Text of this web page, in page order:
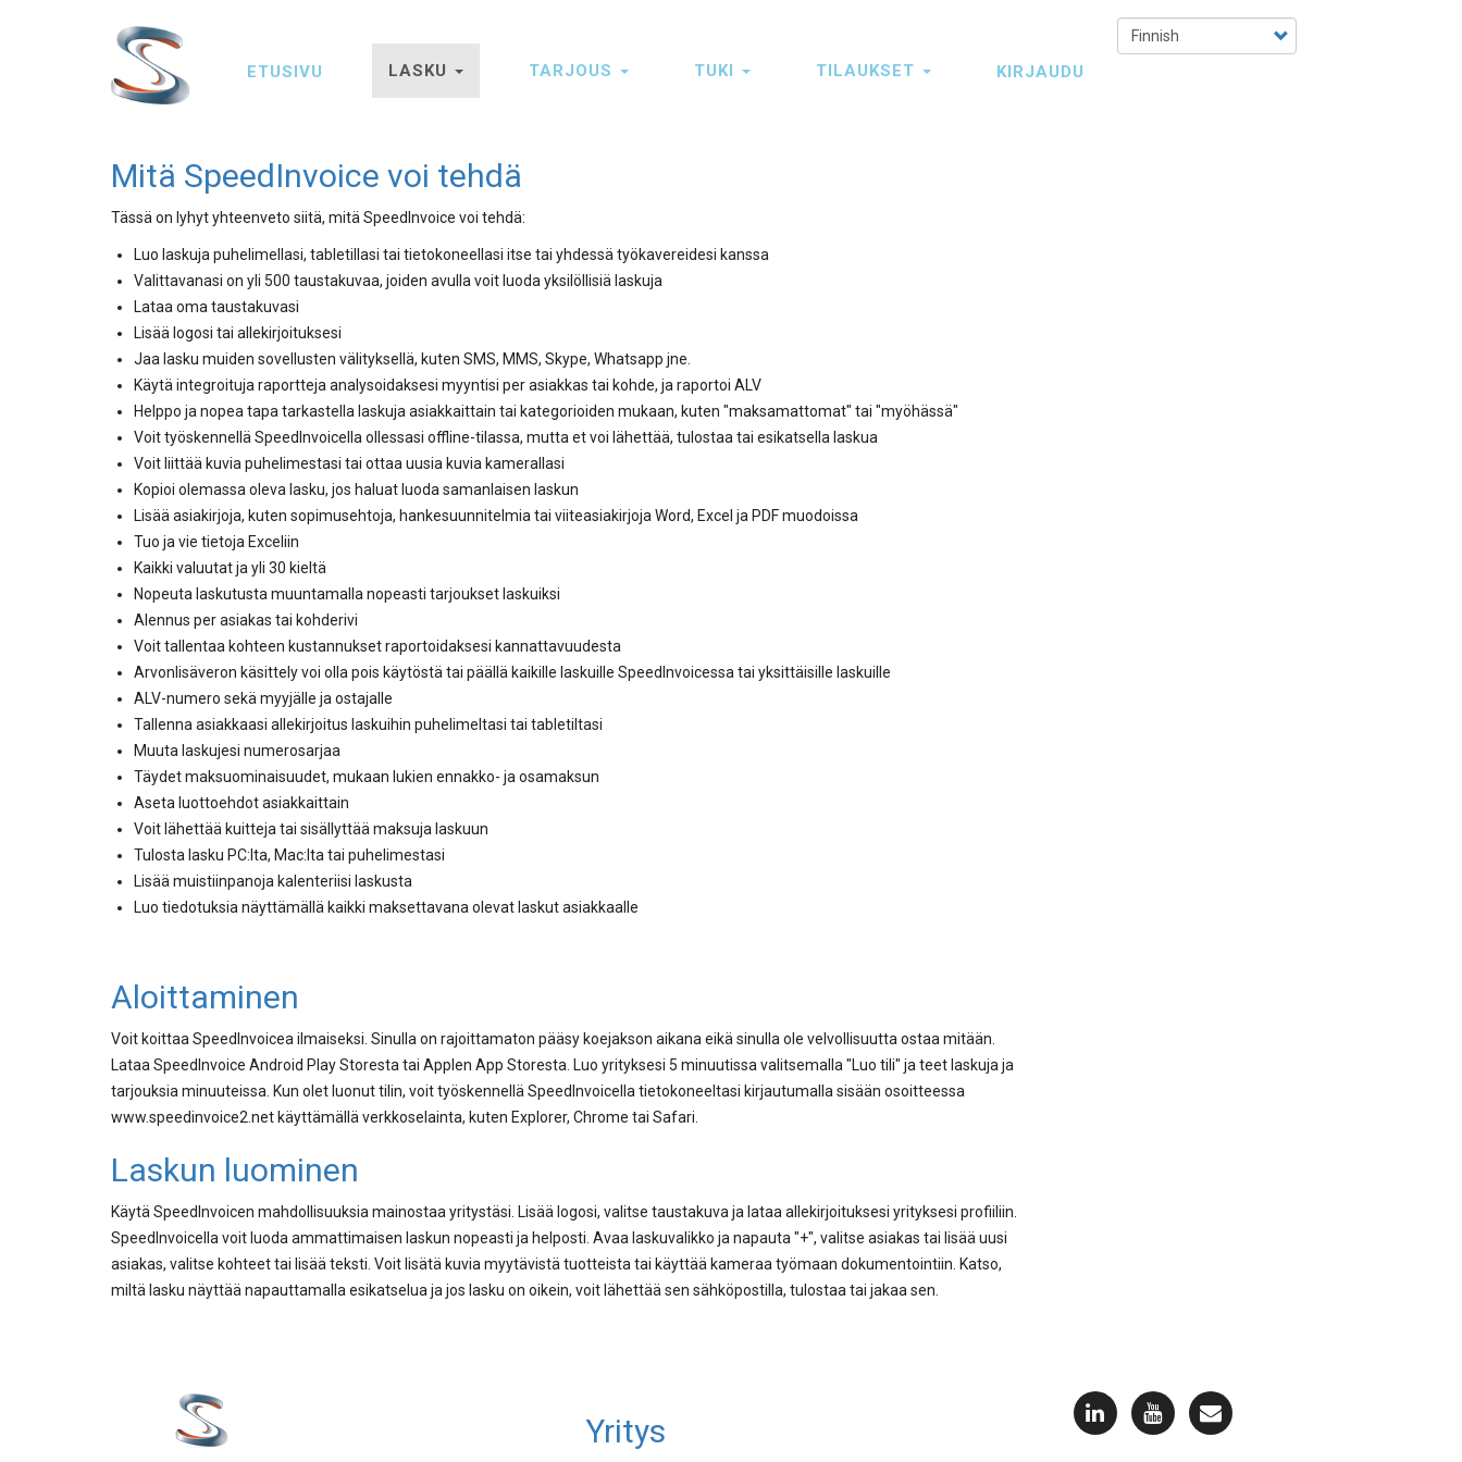
Select
your
Main
ETUSIVU LASKU TARJOUS TUKI TILAUKSET KIRJAUDU
Mitä SpeedInvoice voi tehdä
Tässä on lyhyt yhteenveto siitä, mitä SpeedInvoice voi tehdä:
Luo laskuja puhelimellasi, tabletillasi tai tietokoneellasi itse tai yhdessä työkavereidesi kanssa
Valittavanasi on yli 500 taustakuvaa, joiden avulla voit luoda yksilöllisiä laskuja
Lataa oma taustakuvasi
Lisää logosi tai allekirjoituksesi
Jaa lasku muiden sovellusten välityksellä, kuten SMS, MMS, Skype, Whatsapp jne.
Käytä integroituja raportteja analysoidaksesi myyntisi per asiakkas tai kohde, ja raportoi ALV
Helppo ja nopea tapa tarkastella laskuja asiakkaittain tai kategorioiden mukaan, kuten "maksamattomat" tai "myöhässä"
Voit työskennellä SpeedInvoicella ollessasi offline-tilassa, mutta et voi lähettää, tulostaa tai esikatsella laskua
Voit liittää kuvia puhelimestasi tai ottaa uusia kuvia kamerallasi
Kopioi olemassa oleva lasku, jos haluat luoda samanlaisen laskun
Lisää asiakirjoja, kuten sopimusehtoja, hankesuunnitelmia tai viiteasiakirjoja Word, Excel ja PDF muodoissa
Tuo ja vie tietoja Exceliin
Kaikki valuutat ja yli 30 kieltä
Nopeuta laskutusta muuntamalla nopeasti tarjoukset laskuiksi
Alennus per asiakas tai kohderivi
Voit tallentaa kohteen kustannukset raportoidaksesi kannattavuudesta
Arvonlisäveron käsittely voi olla pois käytöstä tai päällä kaikille laskuille SpeedInvoicessa tai yksittäisille laskuille
ALV-numero sekä myyjälle ja ostajalle
Tallenna asiakkaasi allekirjoitus laskuihin puhelimeltasi tai tabletiltasi
Muuta laskujesi numerosarjaa
Täydet maksuominaisuudet, mukaan lukien ennakko- ja osamaksun
Aseta luottoehdot asiakkaittain
Voit lähettää kuitteja tai sisällyttää maksuja laskuun
Tulosta lasku PC:lta, Mac:lta tai puhelimestasi
Lisää muistiinpanoja kalenteriisi laskusta
Luo tiedotuksia näyttämällä kaikki maksettavana olevat laskut asiakkaalle
Aloittaminen
Voit koittaa SpeedInvoicea ilmaiseksi. Sinulla on rajoittamaton pääsy koejakson aikana eikä sinulla ole velvollisuutta ostaa mitään.
Lataa SpeedInvoice Android Play Storesta tai Applen App Storesta. Luo yrityksesi 5 minuutissa valitsemalla "Luo tili" ja teet laskuja ja
tarjouksia minuuteissa. Kun olet luonut tilin, voit työskennellä SpeedInvoicella tietokoneeltasi kirjautumalla sisään osoitteessa
www.speedinvoice2.net käyttämällä verkkoselainta, kuten Explorer, Chrome tai Safari.
Laskun luominen
Käytä SpeedInvoicen mahdollisuuksia mainostaa yritystäsi. Lisää logosi, valitse taustakuva ja lataa allekirjoituksesi yrityksesi profiiliin.
SpeedInvoicella voit luoda ammattimaisen laskun nopeasti ja helposti. Avaa laskuvalikko ja napauta "+", valitse asiakas tai lisää uusi
asiakas, valitse kohteet tai lisää teksti. Voit lisätä kuvia myytävistä tuotteista tai käyttää kameraa työmaan dokumentointiin. Katso,
miltä lasku näyttää napauttamalla esikatselua ja jos lasku on oikein, voit lähettää sen sähköpostilla, tulostaa tai jakaa sen.
Yritys